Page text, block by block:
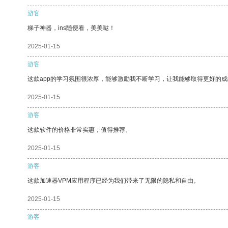
游客
梯子神器，ins随便看，美美哒！
2025-01-15
游客
这款app的学习氛围很浓厚，能够激励我不断学习，让我能够取得更好的
2025-01-15
游客
这款软件的价格非常实惠，值得推荐。
2025-01-15
游客
这款加速器VPM应用程序已经为我们带来了无限的隐私和自由。
2025-01-15
游客